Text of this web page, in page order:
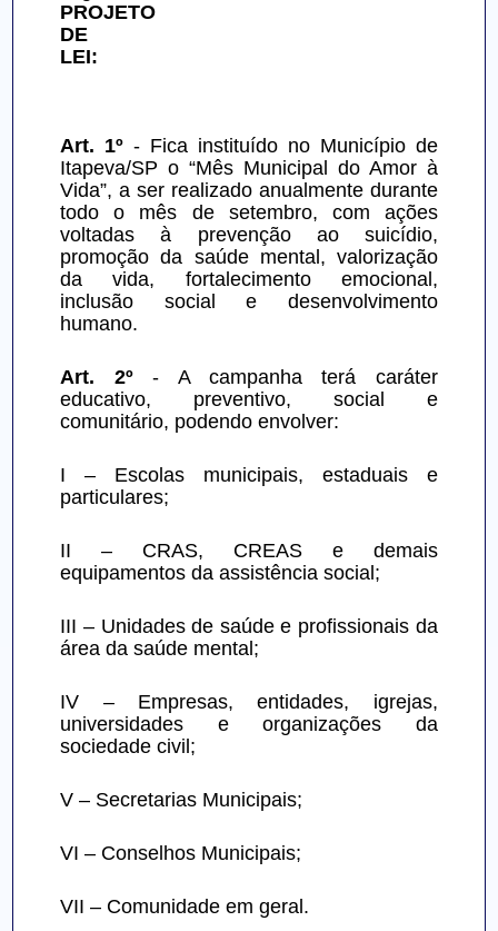
PROJETO
DE
LEI:
Art. 1º - Fica instituído no Município de
Itapeva/SP o “Mês Municipal do Amor à
Vida”, a ser realizado anualmente durante
todo o mês de setembro, com ações
voltadas à prevenção ao suicídio,
promoção da saúde mental, valorização
da vida, fortalecimento emocional,
inclusão social e desenvolvimento
humano.
Art. 2º - A campanha terá caráter
educativo, preventivo, social e
comunitário, podendo envolver:
I – Escolas municipais, estaduais e
particulares;
II – CRAS, CREAS e demais
equipamentos da assistência social;
III – Unidades de saúde e profissionais da
área da saúde mental;
IV – Empresas, entidades, igrejas,
universidades e organizações da
sociedade civil;
V – Secretarias Municipais;
VI – Conselhos Municipais;
VII – Comunidade em geral.